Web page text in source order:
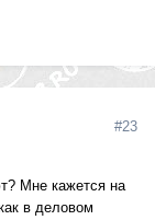
#23
Мне кажется на
в деловом